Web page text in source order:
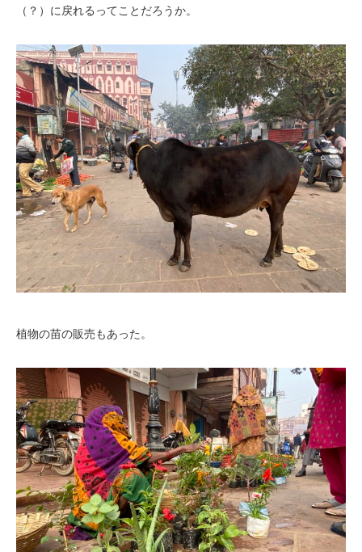
（？）に戻れるってことだろうか。
植物の苗の販売もあった。